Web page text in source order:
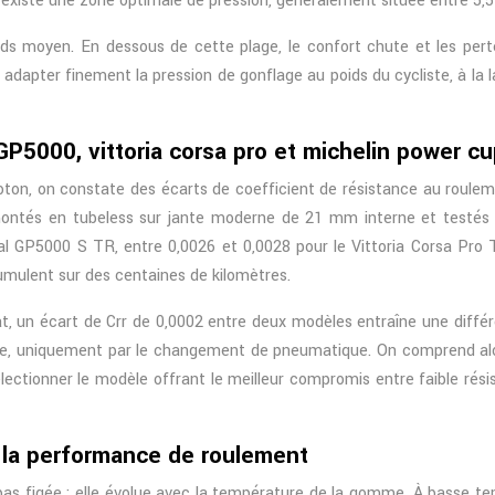
moyen. En dessous de cette plage, le confort chute et les
finement la pression de gonflage au poids du cycliste, à
vittoria corsa pro et michelin power
on constate des écarts de coefficient de résistance au
en tubeless sur jante moderne de 21 mm interne et testés
S TR, entre 0,0026 et 0,0028 pour le Vittoria Corsa
sur des centaines de kilomètres.
écart de Crr de 0,0002 entre deux modèles entraîne une
par le changement de pneumatique. On comprend
le modèle offrant le meilleur compromis entre faible
performance de roulement